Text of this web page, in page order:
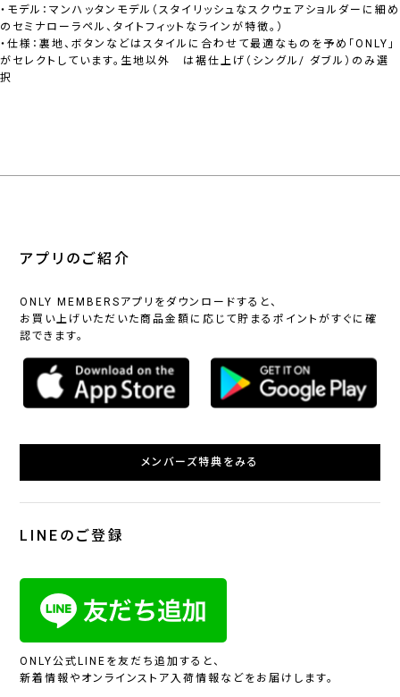
・モデル：マンハッタンモデル（スタイリッシュなスクウェアショルダーに細め
のセミナローラペル、タイトフィットなラインが特徴。）
・仕様：裏地、ボタンなどはスタイルに合わせて最適なものを予め「ONLY」
がセレクトしています。生地以外 は裾仕上げ（シングル/ ダブル）のみ選
択
アプリのご紹介
ONLY MEMBERSアプリをダウンロードすると、
お買い上げいただいた商品金額に応じて貯まるポイントがすぐに確
認できます。
メンバーズ特典をみる
LINEのご登録
ONLY公式LINEを友だち追加すると、
新着情報やオンラインストア入荷情報などをお届けします。